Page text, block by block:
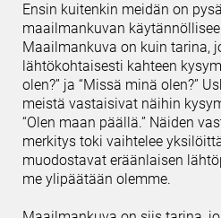
Ensin kuitenkin meidän on
maailmankuvan
Maailmankuva on kuin tarina,
lähtökohtaisesti kahteen
olen?” ja “Missä minä olen?”
meistä vastaisivat näihin
“Olen maan päällä.” Näiden
merkitys toki vaihtelee
muodostavat eräänlaisen
me ylipäätään olemme.